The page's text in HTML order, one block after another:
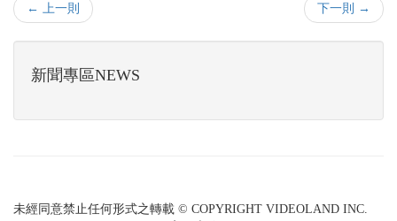
← 上一則 下一則 →
新聞專區NEWS
未經同意禁止任何形式之轉載 © COPYRIGHT VIDEOLAND INC.